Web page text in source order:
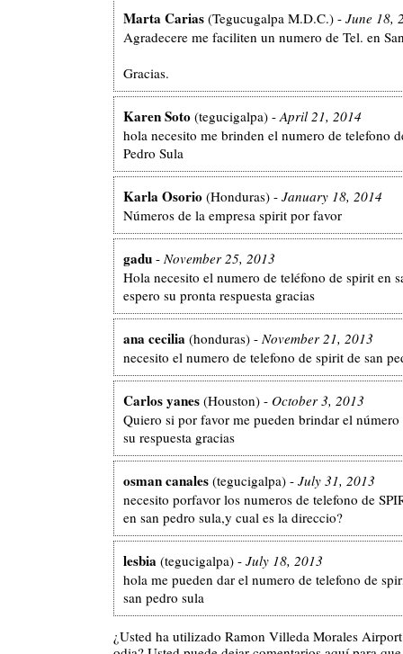
Marta Carias (Tegucugalpa M.D.C.) - June 18,
Agradecere me faciliten un numero de Tel. en
Gracias.
Karen Soto (tegucigalpa) - April 21, 2014
hola necesito me brinden el numero de telefono
Pedro Sula
Karla Osorio (Honduras) - January 18, 2014
Números de la empresa spirit por favor
gadu - November 25, 2013
Hola necesito el numero de teléfono de spirit en
espero su pronta respuesta gracias
ana cecilia (honduras) - November 21, 2013
necesito el numero de telefono de spirit de san
Carlos yanes (Houston) - October 3, 2013
Quiero si por favor me pueden brindar el número
su respuesta gracias
osman canales (tegucigalpa) - July 31, 2013
necesito porfavor los numeros de telefono de
en san pedro sula,y cual es la direccio?
lesbia (tegucigalpa) - July 18, 2013
hola me pueden dar el numero de telefono de
san pedro sula
¿Usted ha utilizado Ramon Villeda Morales